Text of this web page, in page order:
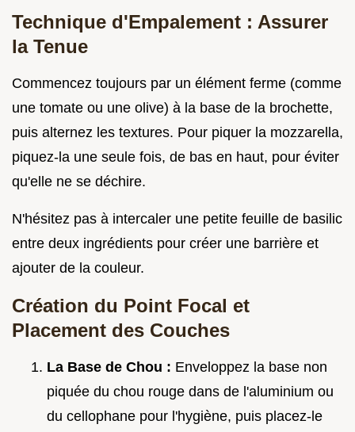
Technique d'Empalement : Assurer
la Tenue
Commencez toujours par un élément ferme (comme
une tomate ou une olive) à la base de la brochette,
puis alternez les textures. Pour piquer la mozzarella,
piquez-la une seule fois, de bas en haut, pour éviter
qu'elle ne se déchire.
N'hésitez pas à intercaler une petite feuille de basilic
entre deux ingrédients pour créer une barrière et
ajouter de la couleur.
Création du Point Focal et
Placement des Couches
La Base de Chou : Enveloppez la base non
piquée du chou rouge dans de l'aluminium ou
du cellophane pour l'hygiène, puis placez-le